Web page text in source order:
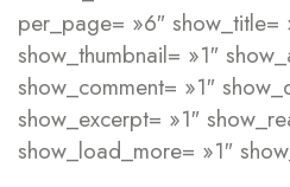
per_page= »6″ show_title=
show_thumbnail= »1″
show_comment= »1″
show_excerpt= »1″
show_load_more= »1″